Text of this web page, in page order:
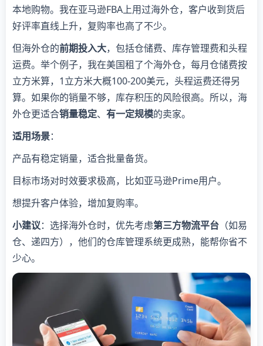
本地购物。我在亚马逊FBA上用过海外仓，客户收到货后
好评率直线上升，复购率也高了不少。
但海外仓的前期投入大，包括仓储费、库存管理费和头程
运费。举个例子，我在美国租了个海外仓，每月仓储费按
立方米算，1立方米大概100-200美元，头程运费还得另
算。如果你的销量不够，库存积压的风险很高。所以，海
外仓更适合销量稳定、 有一定规模的卖家。
适用场景：
产品有稳定销量，适合批量备货。
目标市场对时效要求极高，比如亚马逊Prime用户。
想提升客户体验，增加复购率。
小建议：选择海外仓时，优先考虑第三方物流平台 （如易
仓、递四方），他们的仓库管理系统更成熟，能帮你省不
少心。